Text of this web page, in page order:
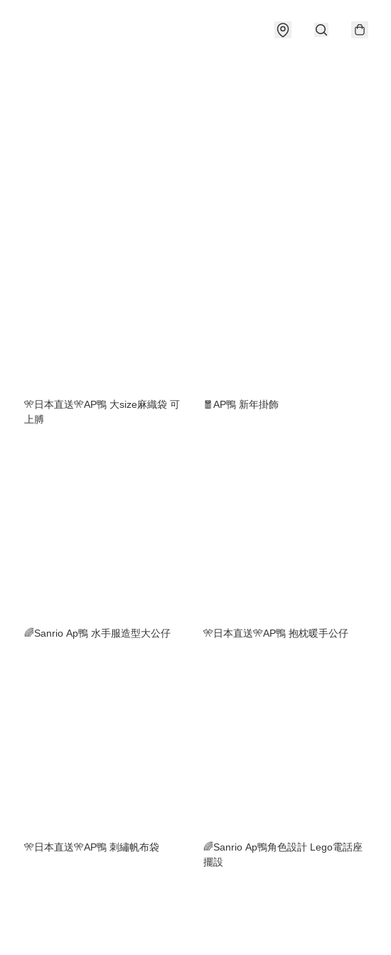
🎌日本直送🎌AP鴨 大size麻織袋 可
上膊
🧧AP鴨 新年掛飾
🌈Sanrio Ap鴨 水手服造型大公仔 🎌日本直送🎌AP鴨 抱枕暖手公仔
🎌日本直送🎌AP鴨 刺繡帆布袋
🌈Sanrio Ap鴨角色設計 Lego電話座
擺設